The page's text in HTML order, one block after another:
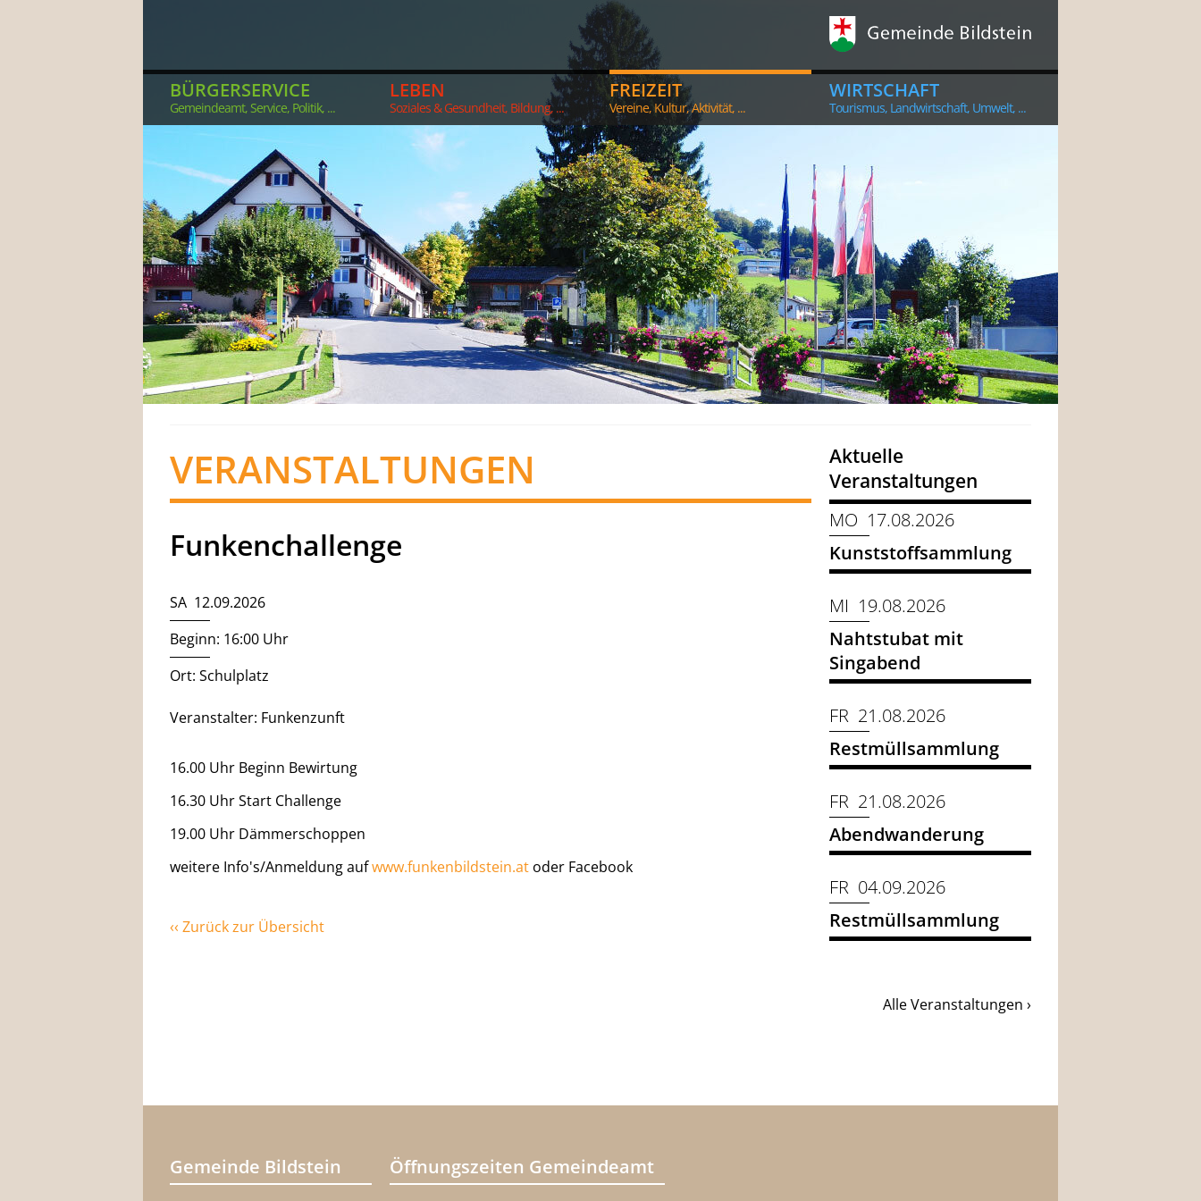
BÜRGERSERVICE
Gemeindeamt, Service, Politik, ...
LEBEN
Soziales & Gesundheit, Bildung, ...
FREIZEIT
Vereine, Kultur, Aktivität, ...
WIRTSCHAFT
Tourismus, Landwirtschaft, Umwelt, ...
VERANSTALTUNGEN
Funkenchallenge
SA 12.09.2026
Beginn: 16:00 Uhr
Ort: Schulplatz
Veranstalter: Funkenzunft
16.00 Uhr Beginn Bewirtung
16.30 Uhr Start Challenge
19.00 Uhr Dämmerschoppen
weitere Info's/Anmeldung aufwww.funkenbildstein.at oder Facebook
‹‹ Zurück zur Übersicht
Aktuelle
Veranstaltungen
MO 17.08.2026
Kunststoffsammlung
MI 19.08.2026
Nahtstubat mit
Singabend
FR 21.08.2026
Restmüllsammlung
FR 21.08.2026
Abendwanderung
FR 04.09.2026
Restmüllsammlung
Alle Veranstaltungen ›
Gemeinde Bildstein Öffnungszeiten Gemeindeamt